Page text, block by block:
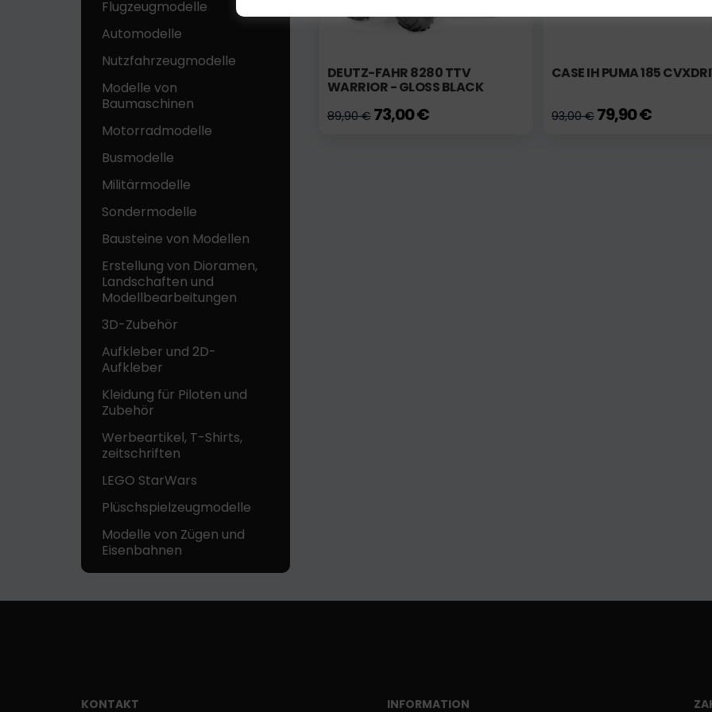
Flugzeugmodelle
Automodelle
Nutzfahrzeugmodelle
Modelle von
Baumaschinen
Motorradmodelle
Busmodelle
Militärmodelle
Sondermodelle
Bausteine ​​von Modellen
Erstellung von Dioramen,
Landschaften und
Modellbearbeitungen
3D-Zubehör
Aufkleber und 2D-
Aufkleber
Kleidung für Piloten und
Zubehör
Werbeartikel, T-Shirts,
zeitschriften
LEGO StarWars
Plüschspielzeugmodelle
Modelle von Zügen und
Eisenbahnen
DEUTZ-FAHR 8280 TTV
WARRIOR - GLOSS BLACK
89,90 €73,00 €
CASE IH PUMA 185
93,00 €79,90 €
KONTAKT INFORMATION